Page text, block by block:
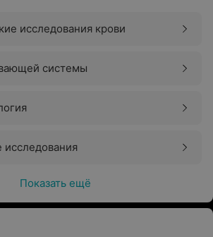
исследования крови
системы
Показать ещё